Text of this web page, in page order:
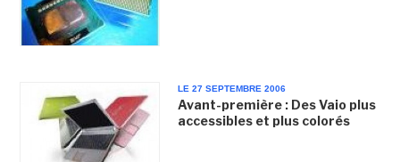
LE 27 SEPTEMBRE 2006
Avant-première : Des Vaio plus
accessibles et plus colorés